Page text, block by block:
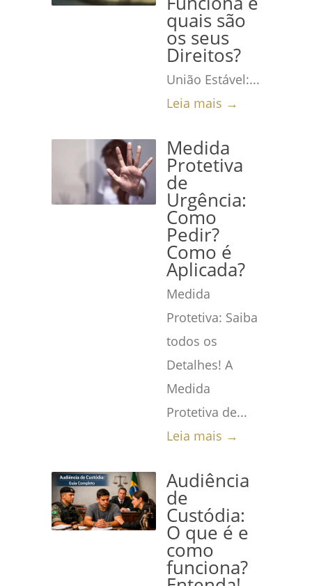
quais são
os seus
Direitos?
União Estável:...
Leia mais →
Medida
Protetiva
de
Urgência:
Como
Pedir?
Como é
Aplicada?
Medida
Protetiva: Saiba
todos os
Detalhes! A
Medida
Protetiva de...
Leia mais →
Audiência
de
Custódia:
O que é e
como
funciona?